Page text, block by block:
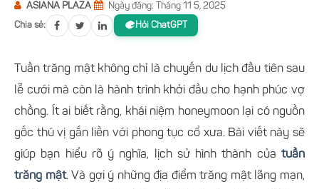
ASIANA PLAZA• Ngày đăng: Tháng 11 5, 2025
Chia sẻ: Hỏi ChatGPT
Tuần trăng mật không chỉ là chuyến du lịch đầu tiên sau
lễ cưới mà còn là hành trình khởi đầu cho hạnh phúc vợ
chồng. Ít ai biết rằng, khái niệm honeymoon lại có nguồn
gốc thú vị gắn liền với phong tục cổ xưa. Bài viết này sẽ
giúp bạn hiểu rõ ý nghĩa, lịch sử hình thành của tuần
trăng mật. Và gợi ý những địa điểm trăng mật lãng mạn,